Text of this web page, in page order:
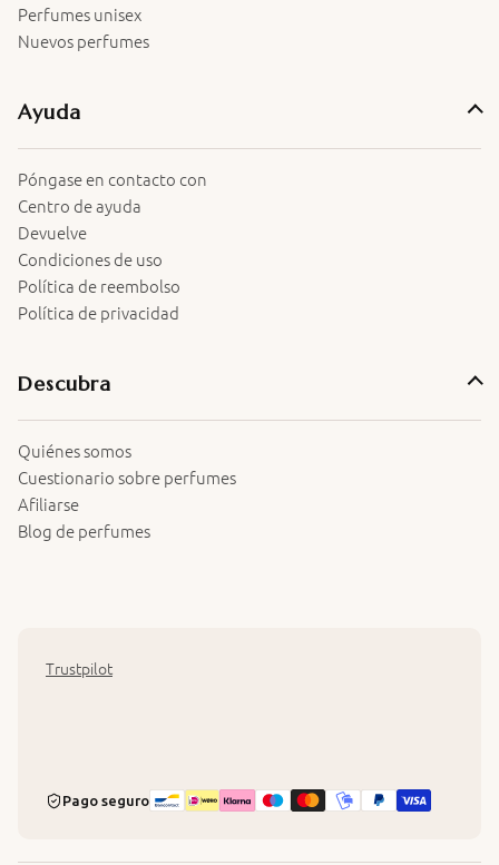
Perfumes unisex
Nuevos perfumes
Ayuda
Póngase en contacto con
Centro de ayuda
Devuelve
Condiciones de uso
Política de reembolso
Política de privacidad
Descubra
Quiénes somos
Cuestionario sobre perfumes
Afiliarse
Blog de perfumes
Trustpilot
Pago seguro